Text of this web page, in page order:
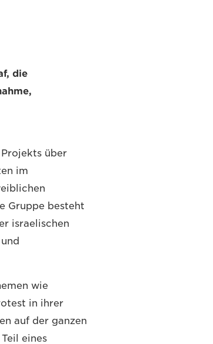
die
Projekts über
im
Gruppe besteht
israelischen
wie
in ihrer
auf der ganzen
eines